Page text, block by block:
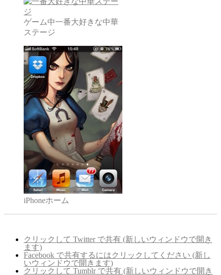
ゲーム中一番大好きな中華
ステージ
iPhoneホーム
クリックして Twitter で共有 (新しいウィンドウで開き
ます)
Facebook で共有するにはクリックしてください (新し
いウィンドウで開きます)
クリックして Tumblr で共有 (新しいウィンドウで開き